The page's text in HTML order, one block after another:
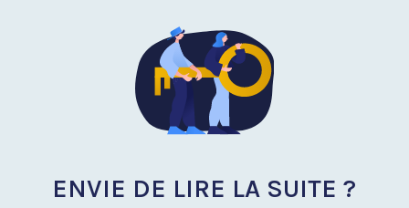
ENVIE DE LIRE LA SUITE ?